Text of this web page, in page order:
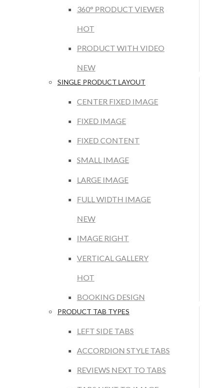
360° PRODUCT VIEWER
HOT
PRODUCT WITH VIDEO
NEW
SINGLE PRODUCT LAYOUT
CENTER FIXED IMAGE
FIXED IMAGE
FIXED CONTENT
SMALL IMAGE
LARGE IMAGE
FULL WIDTH IMAGE
NEW
IMAGE RIGHT
VERTICAL GALLERY
HOT
BOOKING DESIGN
PRODUCT TAB TYPES
LEFT SIDE TABS
ACCORDION STYLE TABS
REVIEWS NEXT TO TABS